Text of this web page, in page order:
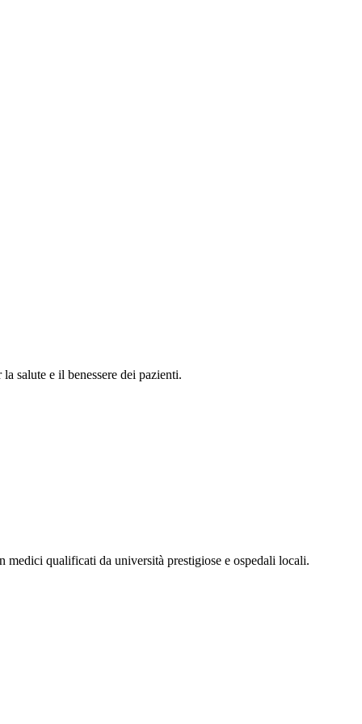
salute e il benessere dei pazienti.
medici qualificati da università prestigiose e ospedali locali.